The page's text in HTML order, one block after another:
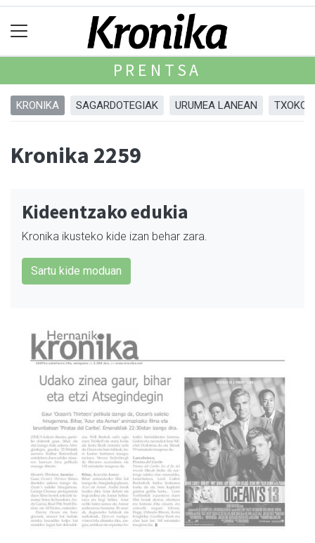
PRENTSA
KRONIKA SAGARDOTEGIAK URUMEA LANEAN
Kronika 2259
Kideentzako edukia
Kronika ikusteko kide izan behar zara.
Sartu kide moduan